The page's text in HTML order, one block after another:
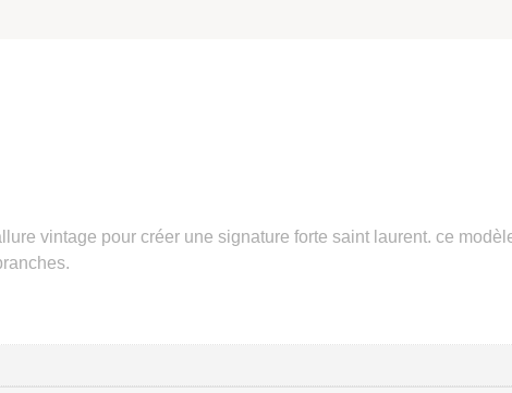
vintage pour créer une signature forte saint laurent. ce